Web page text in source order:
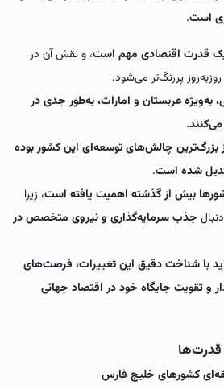
است.
قدرت اقتصادی مهم است، و نقش آن در
روز‌به‌روز پررنگ‌تر می‌شود.
عربستان و امارات، به‌طور جدی در
.
بزرگ‌ترین چالش‌های توسعه‌ای این کشور بوده
شده است.
بیش از گذشته اهمیت یافته است، زیرا
جذب سرمایه‌گذاری و نیروی متخصص در
با شناخت دقیق این تغییرات، فرصت‌های
و تقویت جایگاه خود در اقتصاد جهانی
قدرت‌ها
کشورهای خلیج فارس